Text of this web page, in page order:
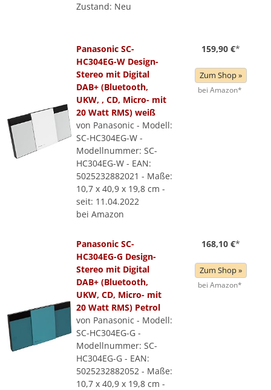
Zustand: Neu
Panasonic SC-
HC304EG-W Design-
Stereo mit Digital
DAB+ (Bluetooth,
UKW, , CD, Micro- mit
20 Watt RMS) weiß
von Panasonic - Modell:
SC-HC304EG-W -
Modellnummer: SC-
HC304EG-W - EAN:
5025232882021 - Maße:
10,7 x 40,9 x 19,8 cm -
seit: 11.04.2022
bei Amazon
159,90 €*
Zum Shop »
bei Amazon*
Panasonic SC-
HC304EG-G Design-
Stereo mit Digital
DAB+ (Bluetooth,
UKW, CD, Micro- mit
20 Watt RMS) Petrol
von Panasonic - Modell:
SC-HC304EG-G -
Modellnummer: SC-
HC304EG-G - EAN:
5025232882052 - Maße:
10,7 x 40,9 x 19,8 cm -
168,10 €*
Zum Shop »
bei Amazon*